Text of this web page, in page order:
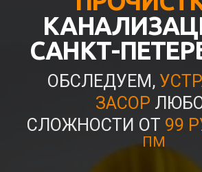
срочный
30 минут
по факту
выполнения работ
ОБСЛЕДУЕМ,УСТРАНЯЕМ
ЗАСОРЛЮБОЙ
СЛОЖНОСТИ ОТ
99 РУБЛЕЙ ЗА
ПМ